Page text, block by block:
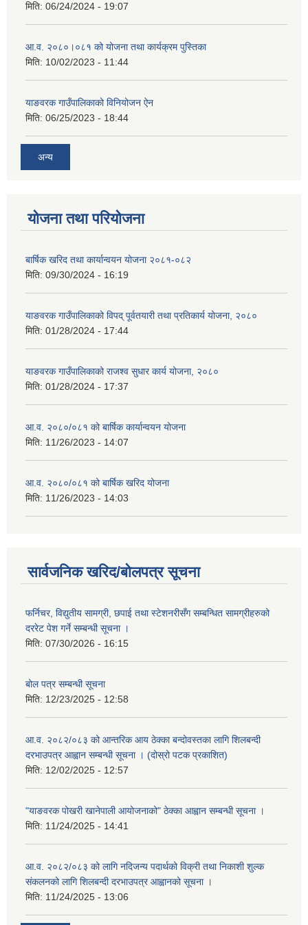
मिति: 06/24/2024 - 19:07
आ.व. २०८०।०८१ को योजना तथा कार्यक्रम पुस्तिका
मिति: 10/02/2023 - 11:44
याङवरक गाउँपालिकाको विनियोजन ऐन
मिति: 06/25/2023 - 18:44
अन्य
योजना तथा परियोजना
बार्षिक खरिद तथा कार्यान्वयन योजना २०८१-०८२
मिति: 09/30/2024 - 16:19
याङवरक गाउँपालिकाको विपद् पूर्वतयारी तथा प्रतिकार्य योजना, २०८०
मिति: 01/28/2024 - 17:44
याङवरक गाउँपालिकाको राजश्व सुधार कार्य योजना, २०८०
मिति: 01/28/2024 - 17:37
आ.व. २०८०/०८१ को बार्षिक कार्यान्वयन योजना
मिति: 11/26/2023 - 14:07
आ.व. २०८०/०८१ को बार्षिक खरिद योजना
मिति: 11/26/2023 - 14:03
सार्वजनिक खरिद/बोलपत्र सूचना
फर्निचर, विद्युतीय सामग्री, छपाई तथा स्टेशनरीसँग सम्बन्धित सामग्रीहरुको
दररेट पेश गर्ने सम्बन्धी सूचना ।
मिति: 07/30/2026 - 16:15
बोल पत्र सम्बन्धी सूचना
मिति: 12/23/2025 - 12:58
आ.व. २०८२/०८३ को आन्तरिक आय ठेक्का बन्दोवस्तका लागि शिलबन्दी
दरभाउपत्र आह्वान सम्बन्धी सूचना । (दोस्रो पटक प्रकाशित)
मिति: 12/02/2025 - 12:57
"याङवरक पोखरी खानेपाली आयोजनाको" ठेक्का आह्वान सम्बन्धी सूचना ।
मिति: 11/24/2025 - 14:41
आ.व. २०८२/०८३ को लागि नदिजन्य पदार्थको विक्री तथा निकाशी शुल्क
संकलनको लागि शिलबन्दी दरभाउपत्र आह्वानको सूचना ।
मिति: 11/24/2025 - 13:06